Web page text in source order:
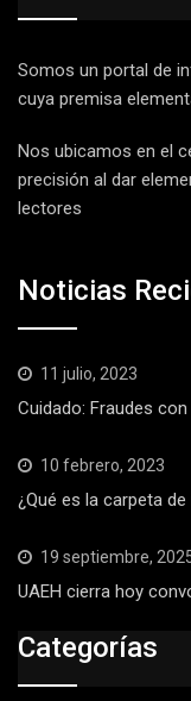
Somos un portal de
cuya premisa
Nos ubicamos en el
precisión al dar
lectores
Noticias
11 julio, 2023
Cuidado: Fraudes
10 febrero, 2023
¿Qué es la carpeta
19 septiembre,
UAEH cierra hoy
Categorías